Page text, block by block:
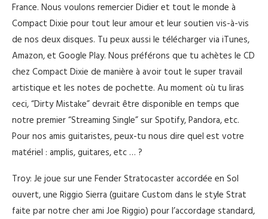
France. Nous voulons remercier Didier et tout le monde à
Compact Dixie pour tout leur amour et leur soutien vis-à-vis
de nos deux disques. Tu peux aussi le télécharger via iTunes,
Amazon, et Google Play. Nous préférons que tu achètes le CD
chez Compact Dixie de manière à avoir tout le super travail
artistique et les notes de pochette. Au moment où tu liras
ceci, “Dirty Mistake” devrait être disponible en temps que
notre premier “Streaming Single” sur Spotify, Pandora, etc.
Pour nos amis guitaristes, peux-tu nous dire quel est votre
matériel : amplis, guitares, etc … ?
Troy: Je joue sur une Fender Stratocaster accordée en Sol
ouvert, une Riggio Sierra (guitare Custom dans le style Strat
faite par notre cher ami Joe Riggio) pour l’accordage standard,